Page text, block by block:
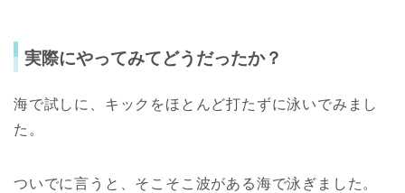
実際にやってみてどうだったか？
海で試しに、キックをほとんど打たずに泳いでみまし
た。
ついでに言うと、そこそこ波がある海で泳ぎました。